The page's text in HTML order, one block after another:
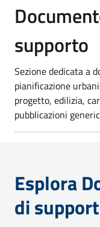
supporto
Sezione dedicata a
pianificazione
progetto, edilizia,
pubblicazioni
Esplora
di